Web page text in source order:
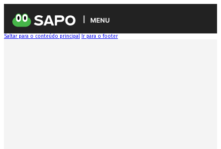
MENU
Saltar para o conteúdo principal Ir para o footer